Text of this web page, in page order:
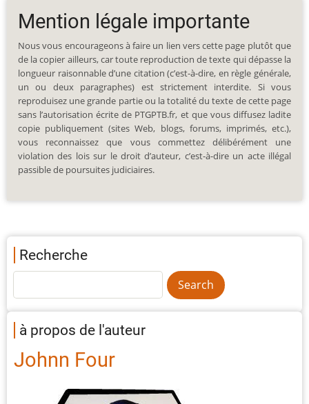
Mention légale importante
Nous vous encourageons à faire un lien vers cette page plutôt que
de la copier ailleurs, car toute reproduction de texte qui dépasse la
longueur raisonnable d’une citation (c’est-à-dire, en règle générale,
un ou deux paragraphes) est strictement interdite. Si vous
reproduisez une grande partie ou la totalité du texte de cette page
sans l’autorisation écrite de PTGPTB.fr, et que vous diffusez ladite
copie publiquement (sites Web, blogs, forums, imprimés, etc.),
vous reconnaissez que vous commettez délibérément une
violation des lois sur le droit d’auteur, c’est-à-dire un acte illégal
passible de poursuites judiciaires.
Recherche
à propos de l'auteur
Johnn Four